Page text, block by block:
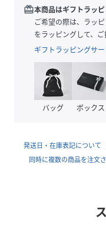
《COORDINATE》
デニムに一枚で合わせ
シルエットのボトムス
ルにもお勧めです◎。
ホワイトモデル：
ブラックモデル：
ネイビーモデル：
性別タイプ レデ
redeem本商品はギフトラッ
ご希望の際は、ラッ
をラッピングして、ご
ギフトラッピングサ
バッグ ボックス
発送日・在庫表記について
同時に複数の商品を注文